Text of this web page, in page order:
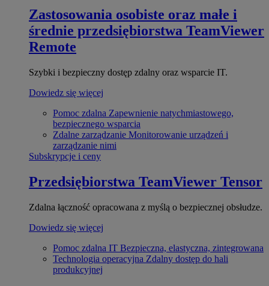
Zastosowania osobiste oraz małe i
średnie przedsiębiorstwa TeamViewer
Remote
Szybki i bezpieczny dostęp zdalny oraz wsparcie IT.
Dowiedz się więcej
Pomoc zdalna Zapewnienie natychmiastowego,
bezpiecznego wsparcia
Zdalne zarządzanie Monitorowanie urządzeń i
zarządzanie nimi
Subskrypcje i ceny
Przedsiębiorstwa TeamViewer Tensor
Zdalna łączność opracowana z myślą o bezpiecznej obsłudze.
Dowiedz się więcej
Pomoc zdalna IT Bezpieczna, elastyczna, zintegrowana
Technologia operacyjna Zdalny dostęp do hali
produkcyjnej